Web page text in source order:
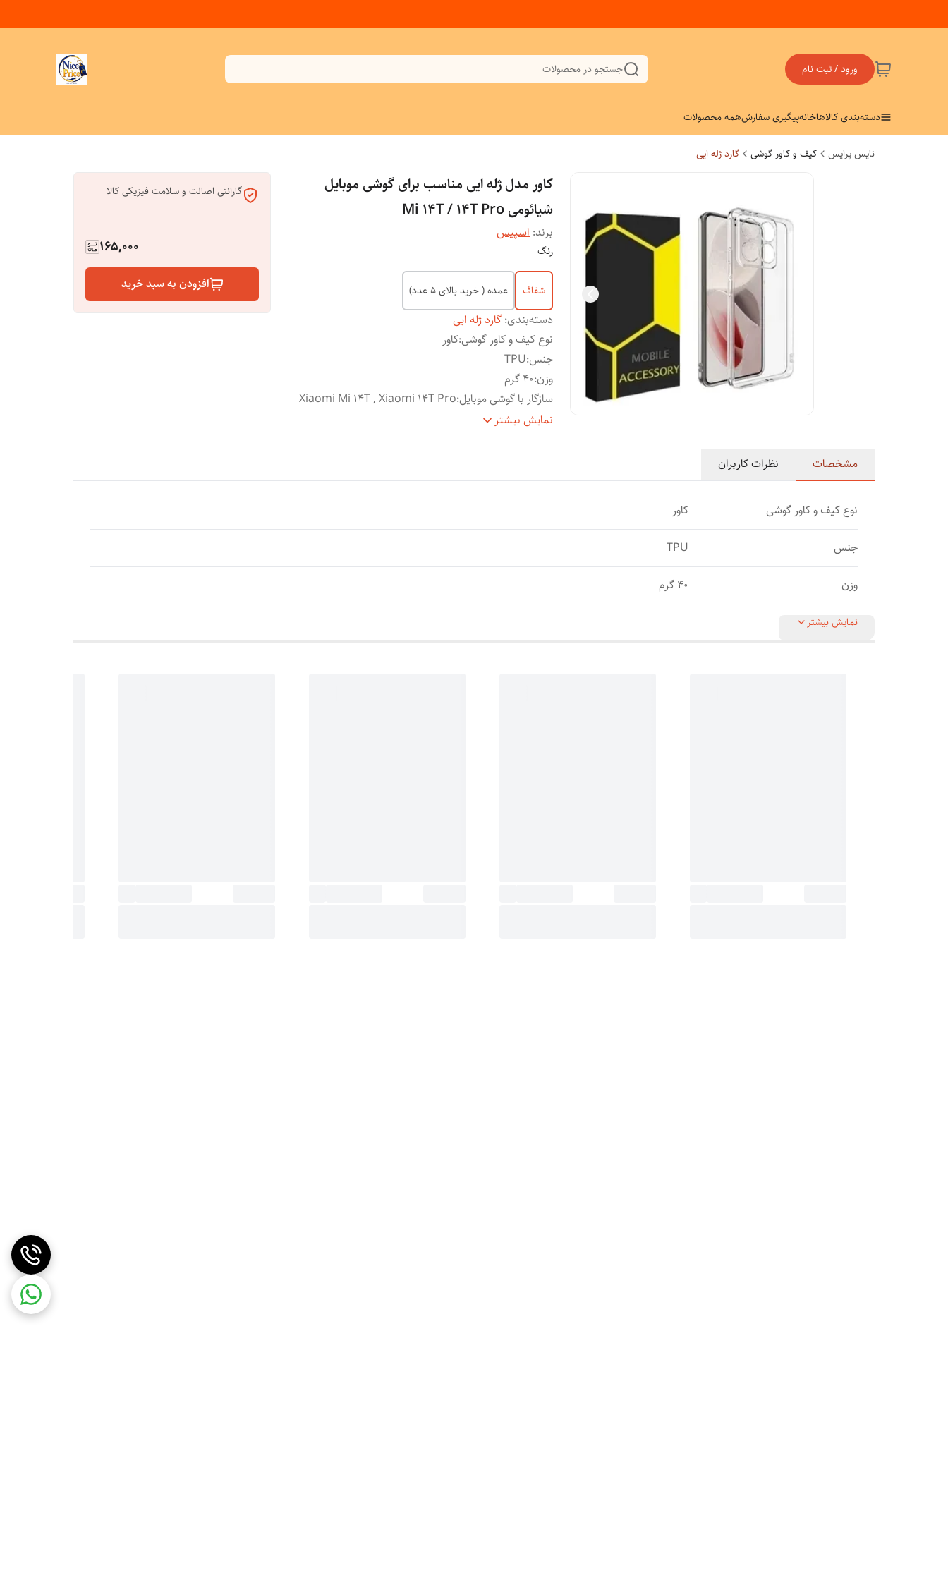
ورود / ثبت نام جستجو در محصولات
دسته‌بندی کالاهاخانهپیگیری سفارشهمه محصولات
نایس پرایس کیف و کاور گوشی گارد ژله ایی
کاور مدل ژله ایی مناسب برای گوشی موبایل
شیائومی Mi 14T / 14T Pro
برند:اسپیس
رنگ
شفاف عمده ( خرید بالای 5 عدد)
دسته‌بندی:گارد ژله ایی
نوع کیف و کاور گوشی:کاور
جنس:
TPU
وزن:40 گرم
سازگار با گوشی موبایل:
Xiaomi Mi 14T , Xiaomi 14T Pro
ساختار: شفاف
ویژگی‌های کیف و کاور:انعطاف پذیر
نمایش بیشتر
گارانتی اصالت و سلامت فیزیکی کالا
165,000
افزودن به سبد خرید
مشخصات نظرات کاربران
نوع کیف و کاور گوشی کاور
جنس TPU
وزن 40 گرم
نمایش بیشتر